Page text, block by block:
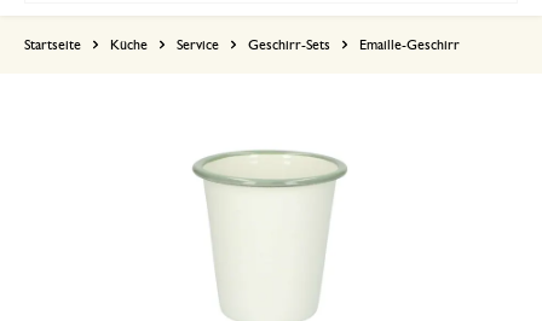
Startseite Küche Service Geschirr-Sets Emaille-Geschirr
2